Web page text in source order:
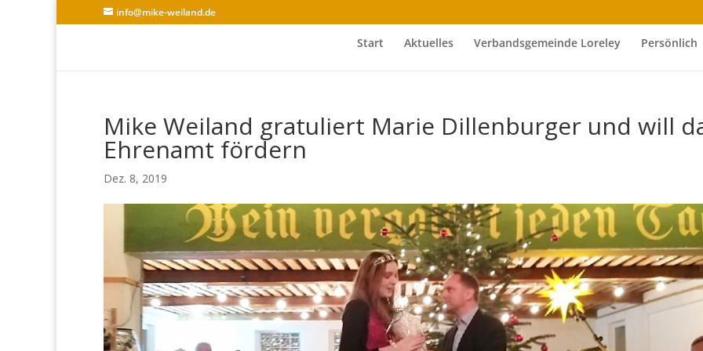
info@mike-weiland.de
Start Aktuelles Verbandsgemeinde Loreley Persönlich
Mike Weiland gratuliert Marie Dillenburger und will
Ehrenamt fördern
Dez. 8, 2019